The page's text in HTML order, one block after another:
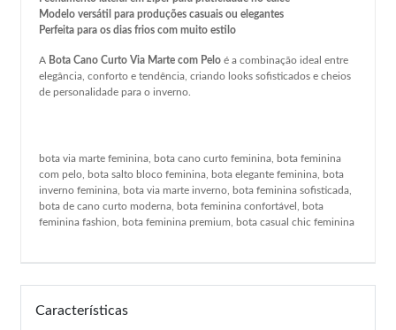
Modelo versátil para produções casuais ou elegantes
Perfeita para os dias frios com muito estilo
A Bota Cano Curto Via Marte com Pelo é a combinação ideal entre
elegância, conforto e tendência, criando looks sofisticados e cheios
de personalidade para o inverno.
bota via marte feminina, bota cano curto feminina, bota feminina
com pelo, bota salto bloco feminina, bota elegante feminina, bota
inverno feminina, bota via marte inverno, bota feminina sofisticada,
bota de cano curto moderna, bota feminina confortável, bota
feminina fashion, bota feminina premium, bota casual chic feminina
Características